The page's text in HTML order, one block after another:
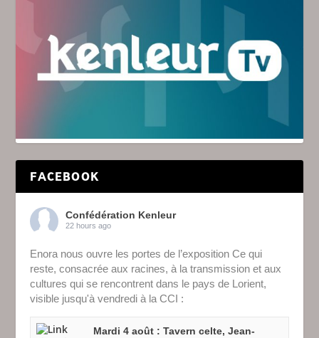
FACEBOOK
Confédération Kenleur
22 hours ago
Enora nous ouvre les portes de l’exposition Ce qui
reste, consacrée aux racines, à la transmission et aux
cultures qui se rencontrent dans le pays de Lorient,
visible jusqu'à vendredi à la CCI :
Mardi 4 août : Tavern celte, Jean-